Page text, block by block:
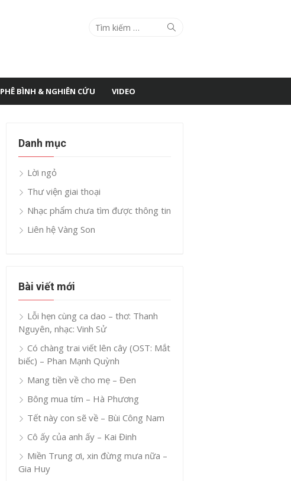
Search
Search
PHÊ BÌNH & NGHIÊN CỨU VIDEO
Danh mục
Lời ngỏ
Thư viện giai thoại
Nhạc phẩm chưa tìm được thông tin
Liên hệ Vàng Son
Bài viết mới
Lỗi hẹn cùng ca dao – thơ: Thanh
Nguyên, nhạc: Vinh Sử
Có chàng trai viết lên cây (OST: Mắt
biếc) – Phan Mạnh Quỳnh
Mang tiền về cho mẹ – Đen
Bông mua tím – Hà Phương
Tết này con sẽ về – Bùi Công Nam
Cô ấy của anh ấy – Kai Đinh
Miền Trung ơi, xin đừng mưa nữa –
Gia Huy